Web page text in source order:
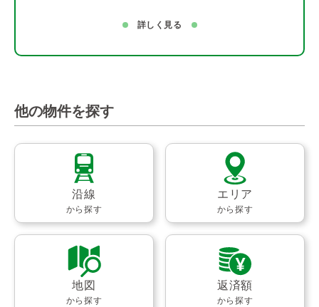
詳しく見る
他の物件を探す
沿線
から探す
エリア
から探す
地図
から探す
返済額
から探す